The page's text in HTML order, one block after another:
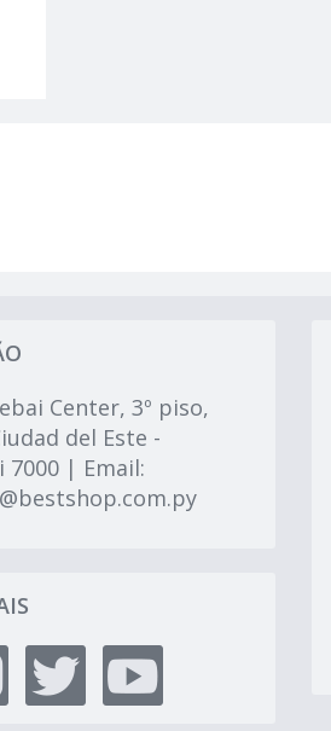
Center, 3º piso,
del Este -
7000 | Email: